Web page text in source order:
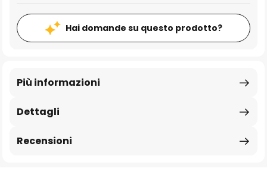
Hai domande su questo prodotto?
Dettagli
Più informazioni
Recensioni